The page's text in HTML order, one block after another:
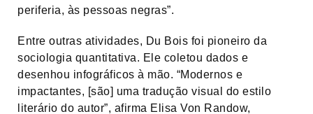
periferia, às pessoas negras”.
Entre outras atividades, Du Bois foi pioneiro da
sociologia quantitativa. Ele coletou dados e
desenhou infográficos à mão. “Modernos e
impactantes, [são] uma tradução visual do estilo
literário do autor”, afirma Elisa Von Randow,